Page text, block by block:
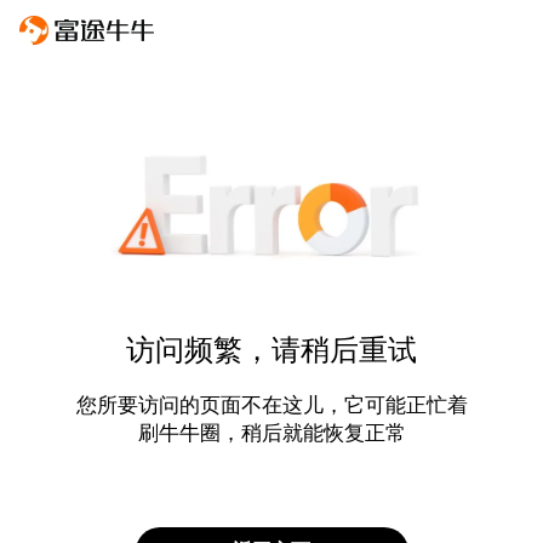
访问频繁，请稍后重试
您所要访问的页面不在这儿，它可能正忙着
刷牛牛圈，稍后就能恢复正常